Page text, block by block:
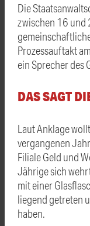
Die
zwischen 16 und
Prozessauftakt
ein Sprecher des
DAS SAGT
Laut Anklage
vergangenen
Filiale Geld und
Jährige sich
mit einer
liegend getreten
haben.